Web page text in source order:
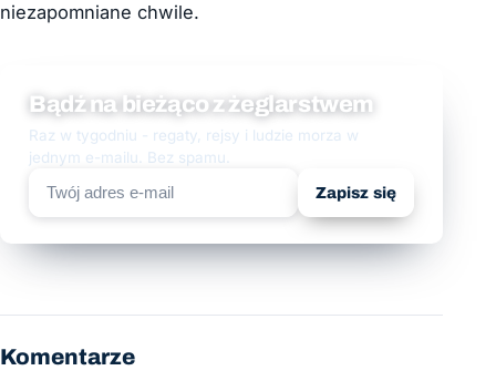
niezapomniane chwile.
Bądź na bieżąco z żeglarstwem
Raz w tygodniu - regaty, rejsy i ludzie morza w
jednym e-mailu. Bez spamu.
Zapisz się
Komentarze